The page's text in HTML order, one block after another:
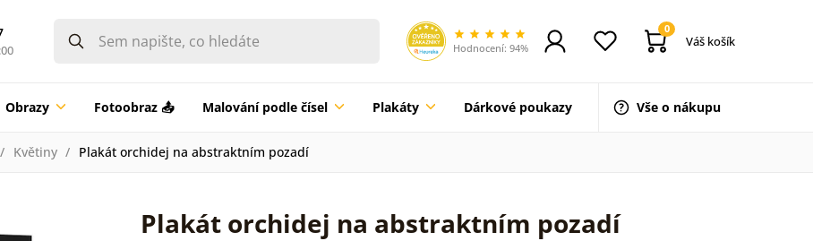
Hodnocení: 94%
0
Váš košík
Obrazy Fotoobraz 📤 Malování podle čísel Plakáty Dárkové poukazy Vše o nákupu
Květiny Plakát orchidej na abstraktním pozadí
Plakát orchidej na abstraktním pozadí